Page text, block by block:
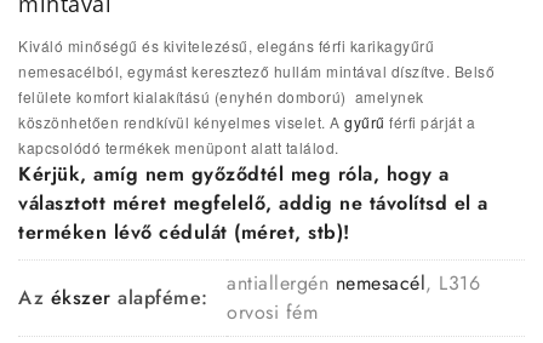
Kiváló minőségű és kivitelezésű, elegáns férfi karikagyűrű
nemesacélból, egymást keresztező hullám mintával díszítve. Belső
felülete komfort kialakítású (enyhén domború) amelynek
köszönhetően rendkívül kényelmes viselet. A gyűrű férfi párját a
kapcsolódó termékek menüpont alatt találod.
Kérjük, amíg nem győződtél meg róla, hogy a
választott méret megfelelő, addig ne távolítsd el a
terméken lévő cédulát (méret, stb)!
Az ékszer alapféme:
antiallergén nemesacél, L316
orvosi fém